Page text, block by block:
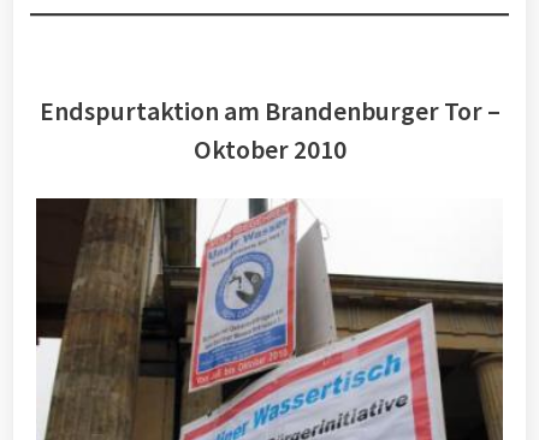
Endspurtaktion am Brandenburger Tor –
Oktober 2010